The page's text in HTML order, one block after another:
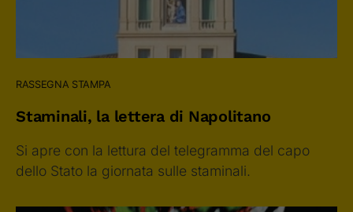
RASSEGNA STAMPA
Staminali, la lettera di Napolitano
Si apre con la lettura del telegramma del capo
dello Stato la giornata sulle staminali.